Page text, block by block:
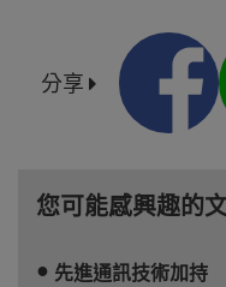
分享
您可能感興趣的
先進通訊技術加持